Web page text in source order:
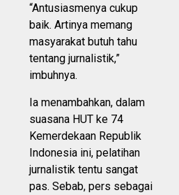
“Antusiasmenya cukup
baik. Artinya memang
masyarakat butuh tahu
tentang jurnalistik,”
imbuhnya.
Ia menambahkan, dalam
suasana HUT ke 74
Kemerdekaan Republik
Indonesia ini, pelatihan
jurnalistik tentu sangat
pas. Sebab, pers sebagai